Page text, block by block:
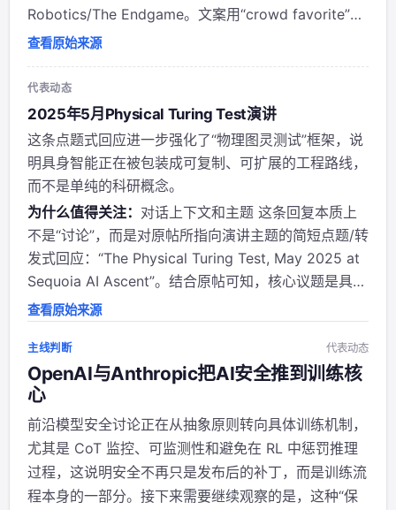
Robotics/The Endgame。文案用“crowd favorite”
“dazzling us”“mini Jensen”这类夸赞，强调他在AI与
查看原始来源
代表动态
2025年5月Physical Turing Test演讲
这条点题式回应进一步强化了“物理图灵测试”框架，说
明具身智能正在被包装成可复制、可扩展的工程路线，
而不是单纯的科研概念。
为什么值得关注： 对话上下文和主题 这条回复本质上
不是“讨论”，而是对原帖所指向演讲主题的简短点题/转
发式回应：“The Physical Turing Test, May 2025 at
Sequoia AI Ascent”。结合原帖可知，核心议题是具身
智能/机器人如何走向“物理版AGI”：从VLAs、视频世
界模型、World Act...
查看原始来源
主线判断 代表动态
OpenAI与Anthropic把AI安全推到训练核
心
前沿模型安全讨论正在从抽象原则转向具体训练机制，
尤其是 CoT 监控、可监测性和避免在 RL 中惩罚推理
过程，这说明安全不再只是发布后的补丁，而是训练流
程本身的一部分。接下来需要继续观察的是，这种“保